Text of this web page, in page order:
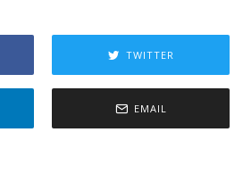
TWITTER
EMAIL